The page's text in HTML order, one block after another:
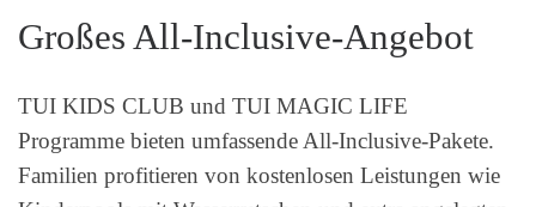
Großes All-Inclusive-Angebot
TUI KIDS CLUB und TUI MAGIC LIFE
Programme bieten umfassende All-Inclusive-Pakete.
Familien profitieren von kostenlosen Leistungen wie